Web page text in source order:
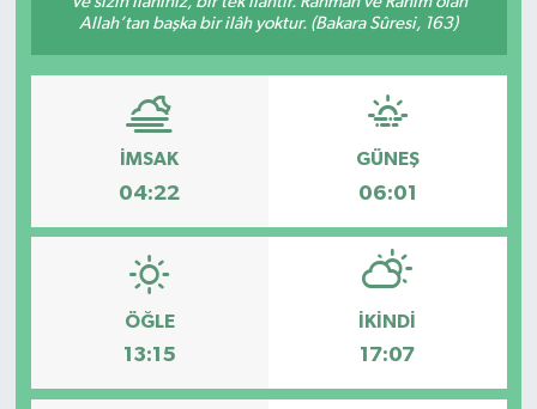
Allah’tan başka bir ilâh yoktur. (Bakara Sûresi, 163)
İMSAK
04:22
GÜNEŞ
06:01
ÖĞLE
13:15
İKINDI
17:07
Dursunbey
Edremit
EĞİTİM
EKONOMİ